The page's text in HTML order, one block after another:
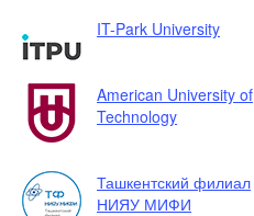
IT-Park University
American University of
Technology
Ташкентский филиал
НИЯУ МИФИ